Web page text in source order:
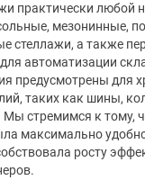
практически любой
мезонинные,
стеллажи, а также
автоматизации
предусмотрены для
таких как шины,
Мы стремимся к тому,
максимально
росту